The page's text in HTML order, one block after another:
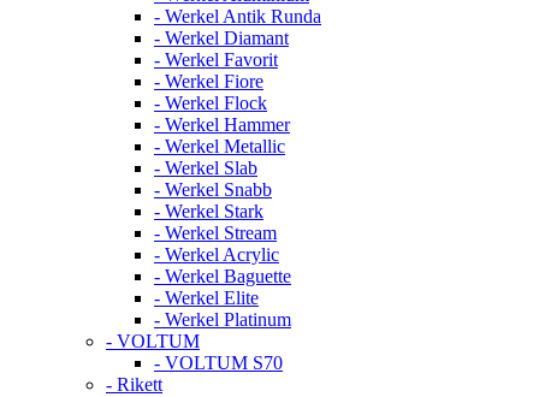
- Werkel Antik Runda
- Werkel Diamant
- Werkel Favorit
- Werkel Fiore
- Werkel Flock
- Werkel Hammer
- Werkel Metallic
- Werkel Slab
- Werkel Snabb
- Werkel Stark
- Werkel Stream
- Werkel Acrylic
- Werkel Baguette
- Werkel Elite
- Werkel Platinum
- VOLTUM
- VOLTUM S70
- Rikett